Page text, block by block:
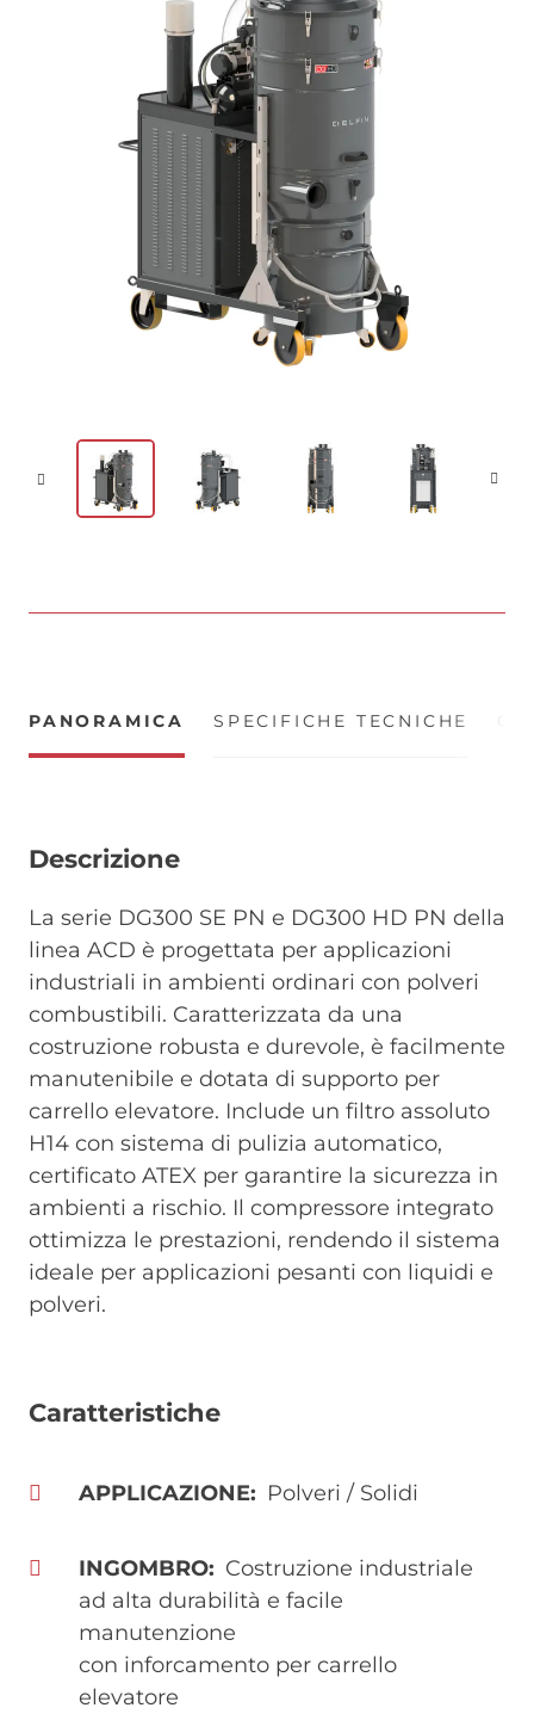
PANORAMICA SPECIFICHE TECNICHE
Descrizione
La serie DG300 SE PN e DG300 HD PN della
linea ACD è progettata per applicazioni
industriali in ambienti ordinari con polveri
combustibili. Caratterizzata da una
costruzione robusta e durevole, è facilmente
manutenibile e dotata di supporto per
carrello elevatore. Include un filtro assoluto
H14 con sistema di pulizia automatico,
certificato ATEX per garantire la sicurezza in
ambienti a rischio. Il compressore integrato
ottimizza le prestazioni, rendendo il sistema
ideale per applicazioni pesanti con liquidi e
polveri.
Caratteristiche
APPLICAZIONE Polveri / Solidi
INGOMBRO
Costruzione industriale
ad alta durabilità e facile
manutenzione
con inforcamento per carrello
elevatore